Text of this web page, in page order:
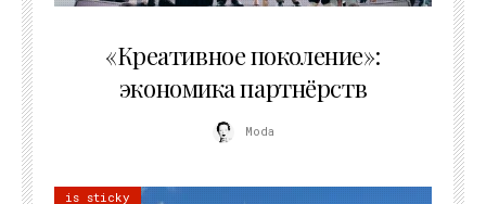
«Креативное поколение»:
экономика партнёрств
Moda
is sticky